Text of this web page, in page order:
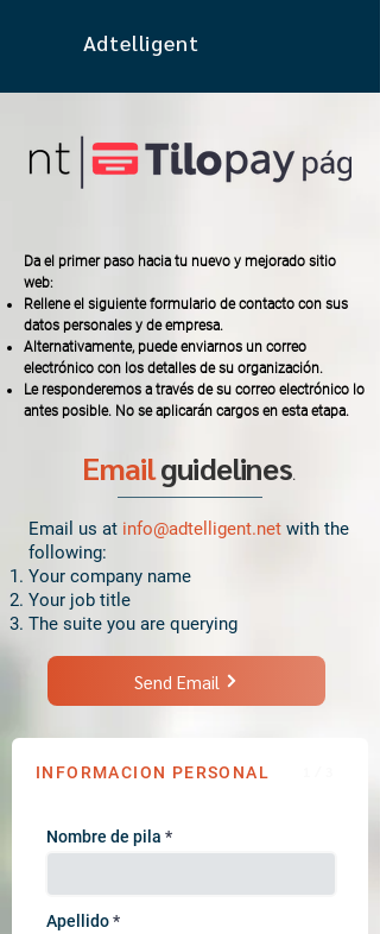
Adtelligent
Da el primer paso hacia tu nuevo y mejorado sitio
web:
Rellene el siguiente formulario de contacto con sus
datos personales y de empresa.
Alternativamente, puede enviarnos un correo
electrónico con los detalles de su organización.
Le responderemos a través de su correo electrónico lo
antes posible. No se aplicarán cargos en esta etapa.
Emailguidelines.
Email us at info@adtelligent.net with the
following:
Your company name
Your job title
The suite you are querying
Send Email
INFORMACION PERSONAL
Nombre de pila
Apellido